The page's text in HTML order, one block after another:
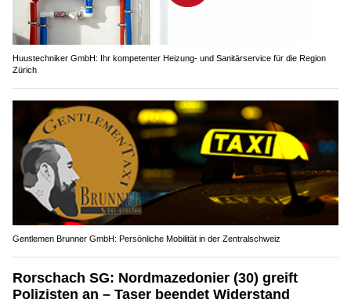
Huustechniker GmbH: Ihr kompetenter Heizung- und Sanitärservice für die Region
Zürich
Gentlemen Brunner GmbH: Persönliche Mobilität in der Zentralschweiz
Rorschach SG: Nordmazedonier (30) greift
Polizisten an – Taser beendet Widerstand